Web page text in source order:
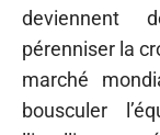
deviennent
pérenniser la
marché
bousculer